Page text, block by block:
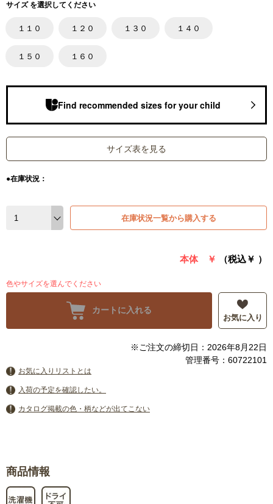
サイズ を選択してください
１１０ １２０ １３０ １４０
１５０ １６０
Find recommended sizes for your child
サイズ表を見る
●在庫状況：
在庫状況一覧から購入する
本体 ￥ （税込￥ ）
色やサイズを選んでください
カートに入れる
お気に入り
※ご注文の締切日：2026年8月22日
管理番号：60722101
お気に入りリストとは
入荷の予定を確認したい。
カタログ掲載の色・柄などが出てこない
商品情報